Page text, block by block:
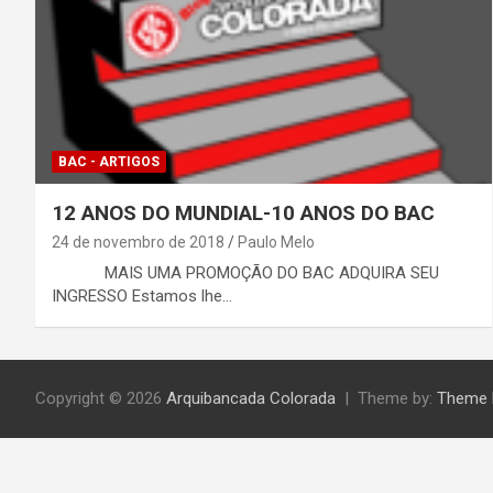
BAC - ARTIGOS
12 ANOS DO MUNDIAL-10 ANOS DO BAC
24 de novembro de 2018 Paulo Melo
MAIS UMA PROMOÇÃO DO BAC ADQUIRA SEU
INGRESSO Estamos lhe…
Copyright © 2026 Arquibancada Colorada Theme by: Theme